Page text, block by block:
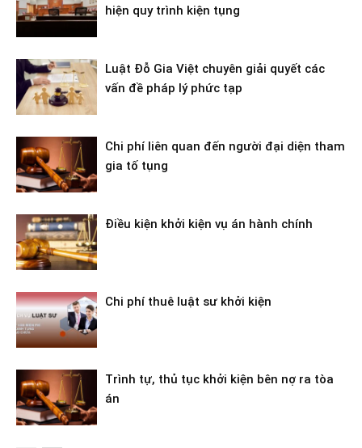
hiện quy trình kiện tụng
Luật Đỗ Gia Việt chuyên giải quyết các
vấn đề pháp lý phức tạp
Chi phí liên quan đến người đại diện tham
gia tố tụng
Điều kiện khởi kiện vụ án hành chính
Chi phí thuê luật sư khởi kiện
Trình tự, thủ tục khởi kiện bên nợ ra tòa
án